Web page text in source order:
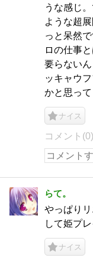
うな感じ
ような超
っと呆然
ロの仕事
要らない
ッキャウ
かと思って
ナイス
コメント(0)
らて。
やっぱり
して姫プ
ナイス